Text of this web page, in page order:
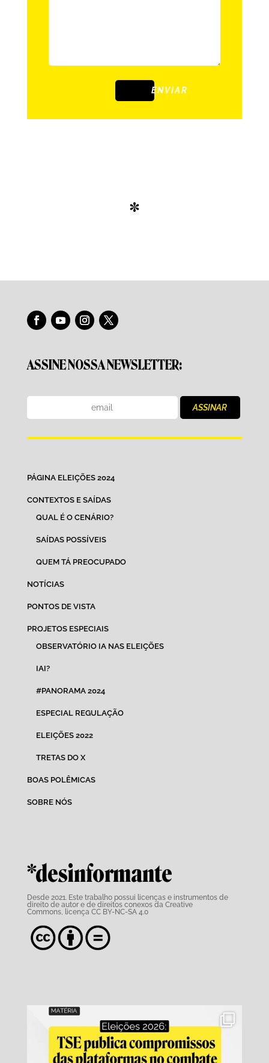
ENVIAR
*
ASSINE NOSSA NEWSLETTER:
PÁGINA ELEIÇÕES 2024
CONTEXTOS E SAÍDAS
QUAL É O CENÁRIO?
SAÍDAS POSSÍVEIS
QUEM TÁ PREOCUPADO
NOTÍCIAS
PONTOS DE VISTA
PROJETOS ESPECIAIS
OBSERVATÓRIO IA NAS ELEIÇÕES
IAI?
#PANORAMA 2024
ESPECIAL REGULAÇÃO
ELEIÇÕES 2022
TRETAS DO X
BOAS POLÊMICAS
SOBRE NÓS
*desinformante
Desde 2021. Este trabalho possui licenças e instrumentos de
direito de autor e de direitos conexos da Creative
Commons,
licença CC BY-NC-SA 4.0